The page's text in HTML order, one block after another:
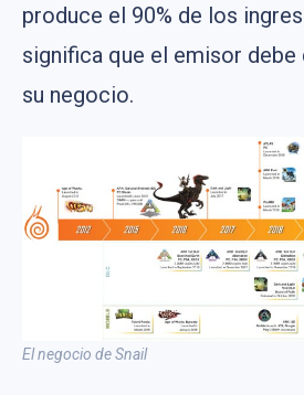
produce el 90% de los
significa que el emisor
su negocio.
El negocio de Snail